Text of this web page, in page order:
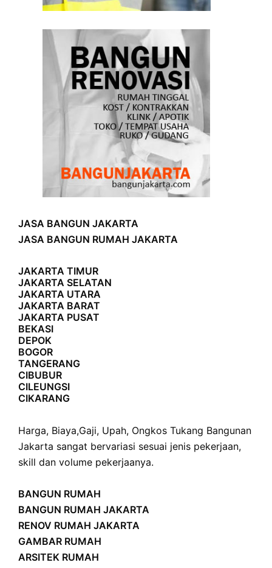
JASA BANGUN JAKARTA
JASA BANGUN RUMAH JAKARTA
JAKARTA TIMUR
JAKARTA SELATAN
JAKARTA UTARA
JAKARTA BARAT
JAKARTA PUSAT
BEKASI
DEPOK
BOGOR
TANGERANG
CIBUBUR
CILEUNGSI
CIKARANG
Harga, Biaya,Gaji, Upah, Ongkos Tukang Bangunan
Jakarta sangat bervariasi sesuai jenis pekerjaan,
skill dan volume pekerjaanya.
BANGUN RUMAH
BANGUN RUMAH JAKARTA
RENOV RUMAH JAKARTA
GAMBAR RUMAH
ARSITEK RUMAH